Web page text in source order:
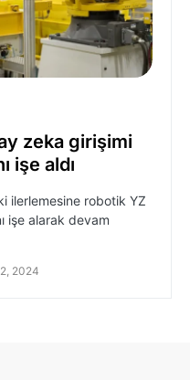
zeka girişimi
işe aldı
ilerlemesine robotik YZ
işe alarak devam
2024